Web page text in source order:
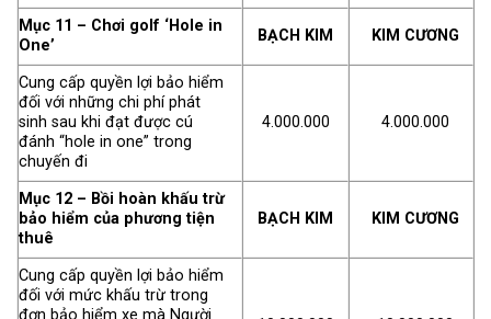
Mục 11 – Chơi golf ‘Hole in
One’
BẠCH KIM KIM CƯƠNG
Cung cấp quyền lợi bảo hiểm
đối với những chi phí phát
sinh sau khi đạt được cú
đánh “hole in one” trong
chuyến đi
4.000.000 4.000.000
Mục 12 – Bồi hoàn khấu trừ
bảo hiểm của phương tiện
thuê
BẠCH KIM KIM CƯƠNG
Cung cấp quyền lợi bảo hiểm
đối với mức khấu trừ trong